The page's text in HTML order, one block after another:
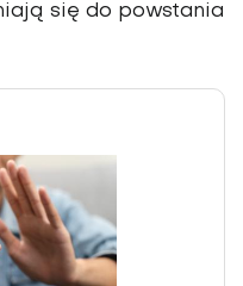
się do powstania